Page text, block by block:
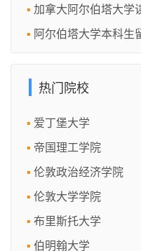
加拿大阿尔伯塔大学
阿尔伯塔大学本科生
热门院校
爱丁堡大学
帝国理工学院
伦敦政治经济学院
伦敦大学学院
布里斯托大学
伯明翰大学